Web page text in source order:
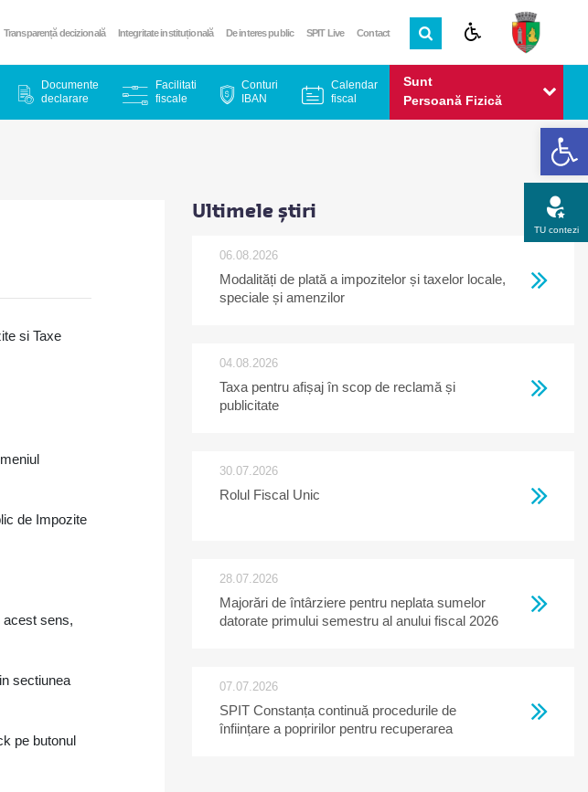
Transparență decizională Integritate instituțională De interes public SPIT Live Contact
Sunt
Persoană Fizică
Documente
declarare
Facilitati
fiscale
Conturi
IBAN
Calendar
fiscal
si Taxe
de Impozite
acest sens,
sectiunea
pe butonul
Ultimele știri
06.08.2026
Modalități de plată a impozitelor și taxelor locale,
speciale și amenzilor
04.08.2026
Taxa pentru afișaj în scop de reclamă și
publicitate
30.07.2026
Rolul Fiscal Unic
28.07.2026
Majorări de întârziere pentru neplata sumelor
datorate primului semestru al anului fiscal 2026
07.07.2026
SPIT Constanța continuă procedurile de
înființare a popririlor pentru recuperarea
TU contezi
Opinia ta
Apel gratuit
Newsletter
Program